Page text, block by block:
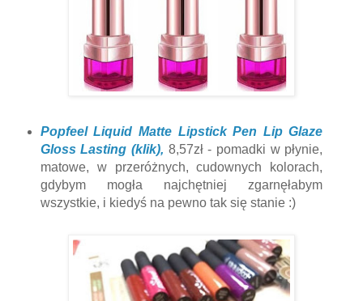
Popfeel Liquid Matte Lipstick Pen Lip Glaze
Gloss Lasting (klik), 8,57zł - pomadki w płynie,
matowe, w przeróżnych, cudownych kolorach,
gdybym mogła najchętniej zgarnęłabym
wszystkie, i kiedyś na pewno tak się stanie :)